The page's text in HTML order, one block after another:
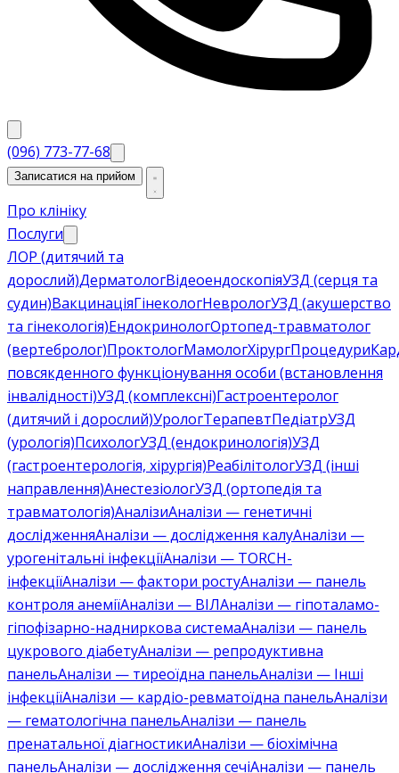
(096) 773-77-68
Записатися на прийом
Про клініку
Послуги
ЛОР (дитячий та
дорослий)ДерматологВідеоендоскопіяУЗД (серця та
судин)ВакцинаціяГінекологНеврологУЗД (акушерство
та гінекологія)ЕндокринологОртопед-травматолог
(вертебролог)ПроктологМамологХірургПроцедури
повсякденного функціонування особи (встановлення
інвалідності)УЗД (комплексні)Гастроентеролог
(дитячий і дорослий)УрологТерапевтПедіатрУЗД
(урологія)ПсихологУЗД (ендокринологія)УЗД
(гастроентерологія, хірургія)РеабілітологУЗД (інші
направлення)АнестезіологУЗД (ортопедія та
травматологія)АналізиАналізи — генетичні
дослідженняАналізи — дослідження калуАналізи —
урогенітальні інфекціїАналізи — TORCH-
інфекціїАналізи — фактори ростуАналізи — панель
контроля анеміїАналізи — ВІЛАналізи — гіпоталамо-
гіпофізарно-надниркова системаАналізи — панель
цукрового діабетуАналізи — репродуктивна
панельАналізи — тиреоїдна панельАналізи — Інші
інфекціїАналізи — кардіо-ревматоїдна панельАналізи
— гематологічна панельАналізи — панель
пренатальної діагностикиАналізи — біохімічна
панельАналізи — дослідження сечіАналізи — панель